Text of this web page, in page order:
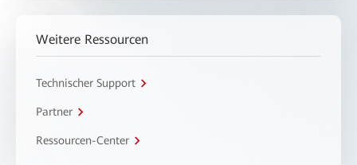
Weitere Ressourcen
Technischer Support
Partner
Ressourcen-Center